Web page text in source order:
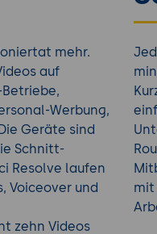
mehr.
auf
Werbung,
Geräte sind
Schnitt-
Resolve laufen
Voiceover und
zehn Videos
mit